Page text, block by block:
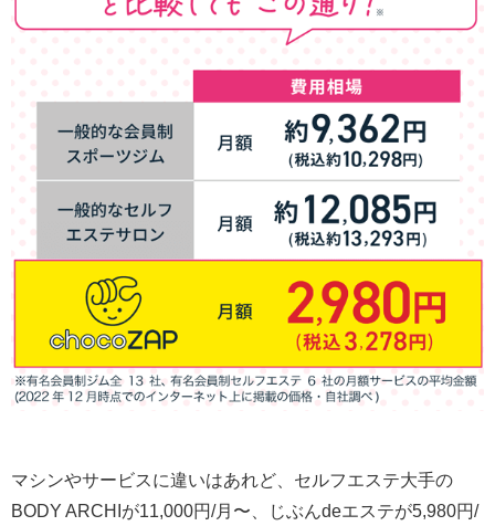
マシンやサービスに違いはあれど、セルフエステ大手の
BODY ARCHIが11,000円/月〜、じぶんdeエステが5,980円/